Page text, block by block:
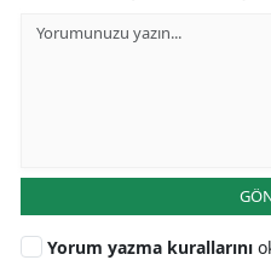
Yorum yazma kurallarını